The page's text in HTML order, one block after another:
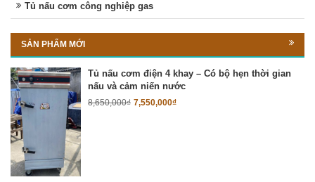
Tủ nấu cơm công nghiệp gas
SẢN PHẨM MỚI
Tủ nấu cơm điện 4 khay – Có bộ hẹn thời gian
nấu và cảm niến nước
8,650,000₫ 7,550,000₫